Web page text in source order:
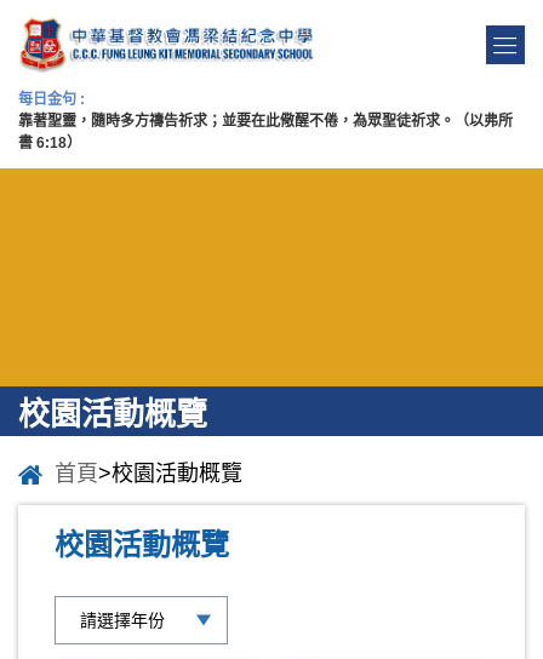
每日金句 :
靠著聖靈，隨時多方禱告祈求；並要在此儆醒不倦，為眾聖徒祈求。（以弗所
書 6:18）
校園活動概覽
首頁>校園活動概覽
校園活動概覽